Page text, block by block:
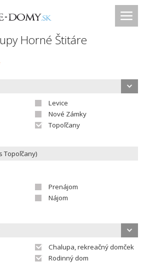
Horné Štitáre
Levice
Nové Zámky
Topoľčany
Prenájom
Nájom
Chalupa, rekreačný domček
Rodinný dom